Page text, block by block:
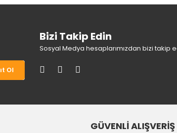
Ol
Bizi Takip Edin
Sosyal Medya hesaplarımızdan bizi takip
GÜVENLİ ALIŞVERİŞ